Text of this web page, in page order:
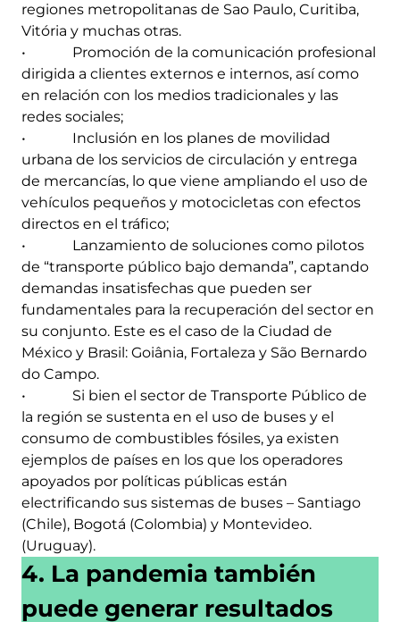
regiones metropolitanas de Sao Paulo, Curitiba,
Vitória y muchas otras.
• Promoción de la comunicación profesional
dirigida a clientes externos e internos, así como
en relación con los medios tradicionales y las
redes sociales;
• Inclusión en los planes de movilidad
urbana de los servicios de circulación y entrega
de mercancías, lo que viene ampliando el uso de
vehículos pequeños y motocicletas con efectos
directos en el tráfico;
• Lanzamiento de soluciones como pilotos
de “transporte público bajo demanda”, captando
demandas insatisfechas que pueden ser
fundamentales para la recuperación del sector en
su conjunto. Este es el caso de la Ciudad de
México y Brasil: Goiânia, Fortaleza y São Bernardo
do Campo.
• Si bien el sector de Transporte Público de
la región se sustenta en el uso de buses y el
consumo de combustibles fósiles, ya existen
ejemplos de países en los que los operadores
apoyados por políticas públicas están
electrificando sus sistemas de buses – Santiago
(Chile), Bogotá (Colombia) y Montevideo.
(Uruguay).
4. La pandemia también
puede generar resultados